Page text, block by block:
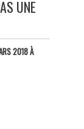
UNE
2018 À